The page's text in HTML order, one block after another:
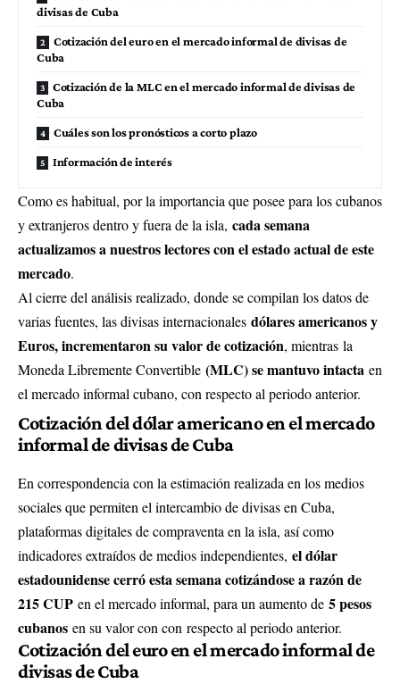
divisas de Cuba
Cotización del euro en el mercado informal de divisas de
Cuba
Cotización de la MLC en el mercado informal de divisas de
Cuba
Cuáles son los pronósticos a corto plazo
Información de interés
Como es habitual, por la importancia que posee para los cubanos
y extranjeros dentro y fuera de la isla, cada semana
actualizamos a nuestros lectores con el estado actual de este
mercado.
Al cierre del análisis realizado, donde se compilan los datos de
varias fuentes, las divisas internacionales dólares americanos y
Euros, incrementaron su valor de cotización, mientras la
Moneda Libremente Convertible (MLC) se mantuvo intacta en
el mercado informal cubano, con respecto al periodo anterior.
Cotización del dólar americano en el mercado
informal de divisas de Cuba
En correspondencia con la estimación realizada en los medios
sociales que permiten el intercambio de divisas en Cuba,
plataformas digitales de compraventa en la isla, así como
indicadores extraídos de medios independientes, el dólar
estadounidense cerró esta semana cotizándose a razón de
215 CUP en el mercado informal, para un aumento de 5 pesos
cubanos en su valor con con respecto al periodo anterior.
Cotización del euro en el mercado informal de
divisas de Cuba